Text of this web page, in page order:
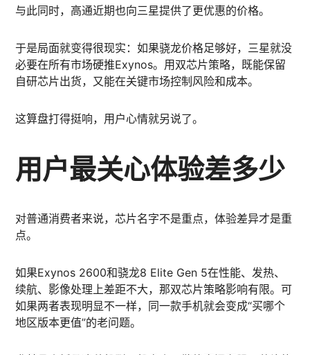
与此同时，高通近期也向三星提供了更优惠的价格。
于是局面就变得很现实：如果骁龙价格足够好，三星就没
必要在所有市场硬推Exynos。用双芯片策略，既能保留
自研芯片出货，又能在关键市场控制风险和成本。
这算盘打得挺响，用户心情就另说了。
用户最关心体验差多少
对普通消费者来说，芯片名字不是重点，体验差异才是重
点。
如果Exynos 2600和骁龙8 Elite Gen 5在性能、发热、
续航、影像处理上差距不大，那双芯片策略影响有限。可
如果两者表现明显不一样，同一款手机就会变成“买哪个
地区版本更值”的老问题。